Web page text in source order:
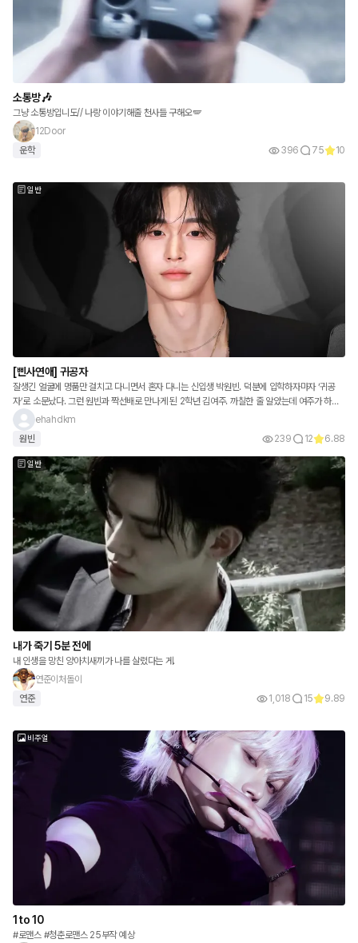
소통방🎶
그냥 소통방입니도// 나랑 이야기해줄 천사들 구해오🪽
12Door
운학
396 75 10
일반
[삔사연애] 귀공자
잘생긴 얼굴에 명품만 걸치고 다니면서 혼자 다니는 신입생 박원빈. 덕분에 입학하자마자 ‘귀공
자’로 소문났다. 그런 원빈과 짝선배로 만나게 된 2학년 김여주. 까칠한 줄 알았는데 여주가 하나
씩 챙겨주자 어느새 여주에게만 말도 많아지고 잘 따르는 원빈. 그런데 얘, 나랑 친해진 것치고는
좀 이상하다. “누나는 연하 어때요?” #삔사연애
ehahdkm
원빈
239 12 6.88
일반
내가 죽기 5분 전에
내 인생을 망친 양아치새끼가 나를 살렸다는 게.
연준이처돌이
연준
1,018 15 9.89
비주얼
1 to 10
#로맨스 #청춘로맨스 25부작 예상